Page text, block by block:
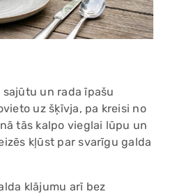
un rada īpašu
uz šķīvja, pa kreisi no
tās kalpo vieglai lūpu un
kļūst par svarīgu galda
klājumu arī bez